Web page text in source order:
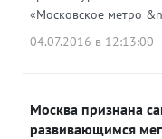
«Московское метро
04.07.2016 в 12:13:00
Москва признана
развивающимся